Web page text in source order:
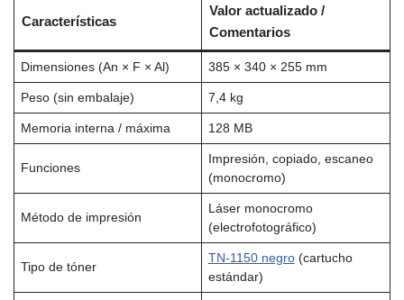
Características
Valor actualizado /
Comentarios
Dimensiones (An × F × Al) 385 × 340 × 255 mm
Peso (sin embalaje) 7,4 kg
Memoria interna / máxima 128 MB
Funciones
Impresión, copiado, escaneo
(monocromo)
Método de impresión
Láser monocromo
(electrofotográfico)
Tipo de tóner
TN-1150 negro(cartucho
estándar)